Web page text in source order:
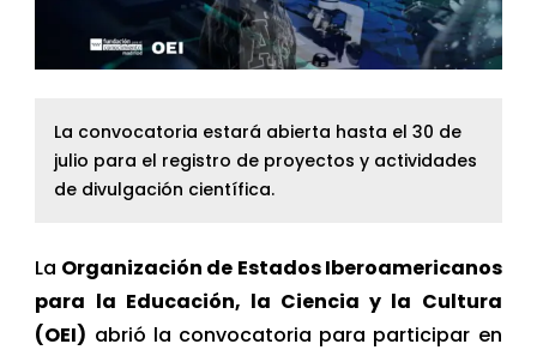
La convocatoria estará abierta hasta el 30 de
julio para el registro de proyectos y actividades
de divulgación científica.
La Organización de Estados Iberoamericanos
para la Educación, la Ciencia y la Cultura
(OEI) abrió la convocatoria para participar en